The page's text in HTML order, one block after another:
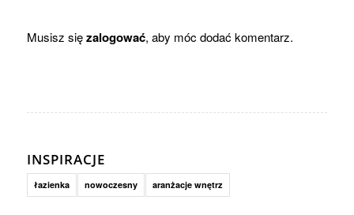
Musisz sięzalogować, aby móc dodać komentarz.
INSPIRACJE
łazienka nowoczesny aranżacje wnętrz